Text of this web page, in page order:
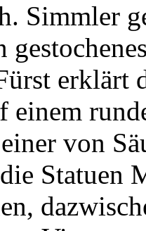
Simmler
erklärt
einem
von
Statuen